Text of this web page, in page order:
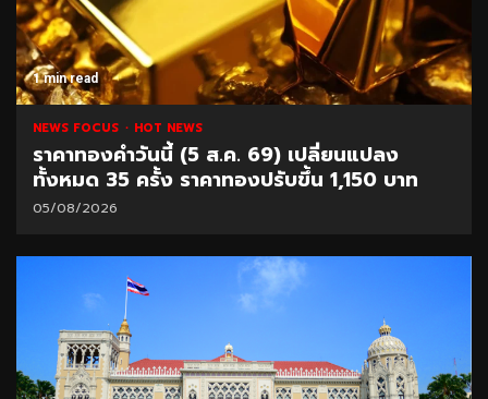
1 min read
NEWS FOCUS HOT NEWS
ราคาทองคำวันนี้ (5 ส.ค. 69) เปลี่ยนแปลง
ทั้งหมด 35 ครั้ง ราคาทองปรับขึ้น 1,150 บาท
05/08/2026